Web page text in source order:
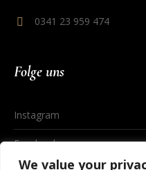
We value your
0341 23 959 474
Folge uns
Instagram
Facebook